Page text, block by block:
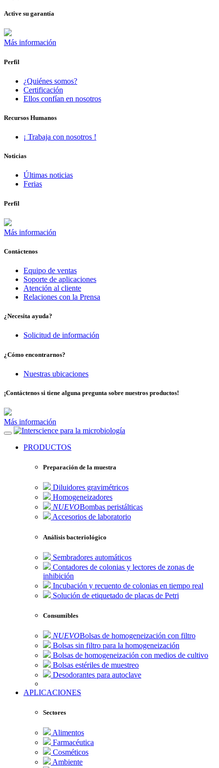
Active su garantía
Más información
Perfil
¿Quiénes somos?
Certificación
Ellos confían en nosotros
Recursos Humanos
¡ Trabaja con nosotros !
Noticias
Últimas noticias
Ferias
Perfil
Más información
Contáctenos
Equipo de ventas
Soporte de aplicaciones
Atención al cliente
Relaciones con la Prensa
¿Necesita ayuda?
Solicitud de información
¿Cómo encontrarnos?
Nuestras ubicaciones
¡Contáctenos si tiene alguna pregunta sobre nuestros productos!
Más información
para la microbiología
PRODUCTOS
Preparación de la muestra
Diluidores gravimétricos
Homogeneizadores
NUEVOBombas peristálticas
Accesorios de laboratorio
Análisis bacteriológico
Sembradores automáticos
Contadores de colonias y lectores de zonas de
inhibición
Incubación y recuento de colonias en tiempo real
Solución de etiquetado de placas de Petri
Consumibles
NUEVOBolsas de homogeneización con filtro
Bolsas sin filtro para la homogeneización
Bolsas de homogeneización con medios de cultivo
Bolsas estériles de muestreo
Desodorantes para autoclave
APLICACIONES
Sectores
Alimentos
Farmacéutica
Cosméticos
Ambiente